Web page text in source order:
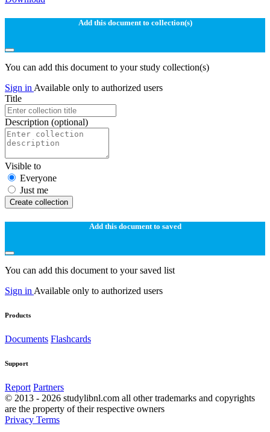
Add this document to collection(s)
You can add this document to your study collection(s)
Sign in Available only to authorized users
Title
Description (optional)
Visible to
Everyone
Just me
Create collection
Add this document to saved
You can add this document to your saved list
Sign in Available only to authorized users
Products
Documents Flashcards
Support
Report Partners
© 2013 - 2026 studylibnl.com all other trademarks and copyrights
are the property of their respective owners
Privacy Terms